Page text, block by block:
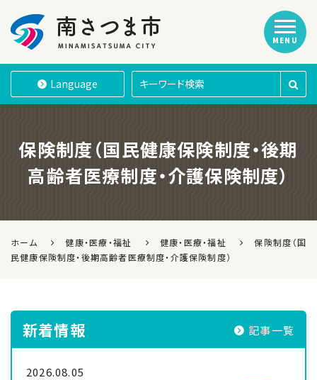
南さつま市
Language
MENU
保険制度（国民健康保険制度・後期
高齢者医療制度・介護保険制度）
ホーム 健康・医療・福祉 健康・医療・福祉
保険制度（国
民健康保険制度・後期高齢者医療制度・介護保険制度）
新着情報 記事一覧
2026.08.05